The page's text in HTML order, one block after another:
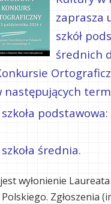
zaprasza
szkół
średnich
następujących
podstawowa:
średnia.
wyłonienie
Zgłoszenia